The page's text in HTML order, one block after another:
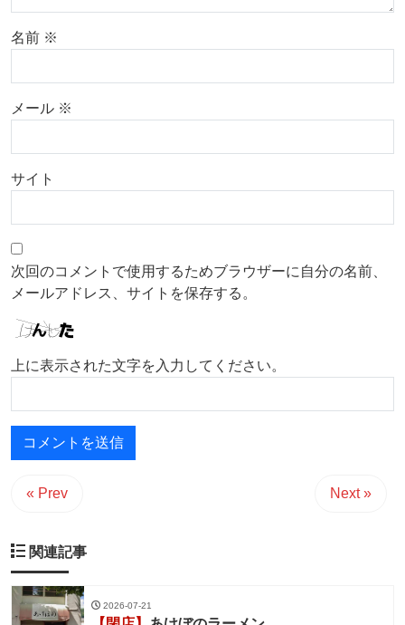
名前 ※
メール ※
サイト
次回のコメントで使用するためブラウザーに自分の名前、
メールアドレス、サイトを保存する。
上に表示された文字を入力してください。
« Prev Next »
関連記事
2026-07-21